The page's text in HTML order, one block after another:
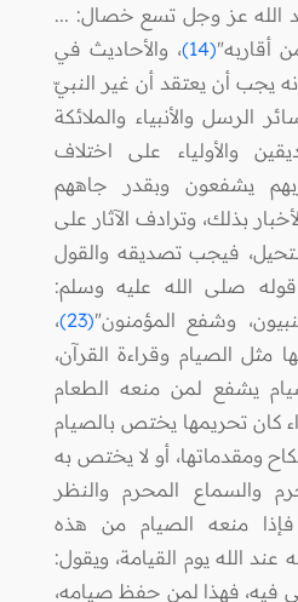
الله عز وجل تسع خصال: ...
أقاربه"(14)
، والأحاديث في
يجب أن يعتقد أن غير النبيّ
والأنبياء والملائكة
والأولياء على اختلاف
يشفعون وبقدر جاههم
بذلك، وترادف الآثار على
فيجب تصديقه والقول
صلى الله عليه وسلم:
وشفع المؤمنون"(23)
،
الصيام وقراءة القرآن،
يشفع لمن منعه الطعام
كان تحريمها يختص بالصيام
ومقدماتها، أو لا يختص به
والسماع المحرم والنظر
منعه الصيام من هذه
الله يوم القيامة، ويقول:
فيه، فهذا لمن حفظ صيامه،